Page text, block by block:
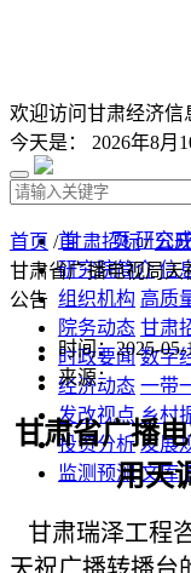
欢迎访问甘肃经济信
今天是： 2026年8月
首 页 研究
研究院简介 信
组织机构 高质
院务动态 甘肃
时政要闻 数字
经济动态 一带
发改视点 乡村
投资分析 发展
监测预测 文库
首页 /甘肃招标/公
甘肃省广播电视局天
公告
时间：2025-05-
来源：
甘肃省广播
用天
甘肃瑞泽工程